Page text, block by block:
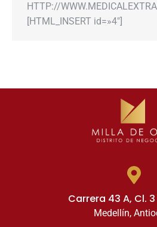
HTTP://
[HTML_INSERT id=»4″]
Carrera 43 A, Cl.
Medellín,